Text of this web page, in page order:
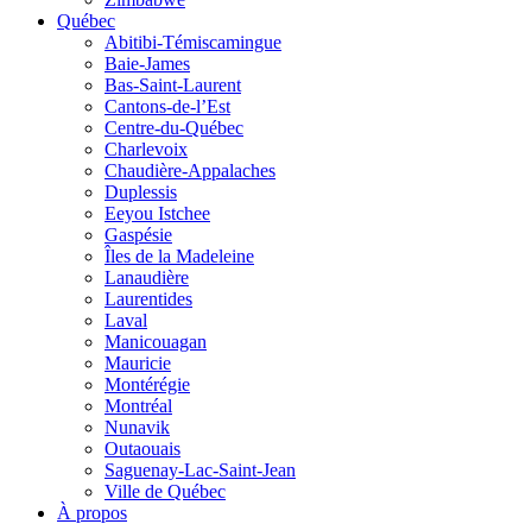
Québec
Abitibi-Témiscamingue
Baie-James
Bas-Saint-Laurent
Cantons-de-l’Est
Centre-du-Québec
Charlevoix
Chaudière-Appalaches
Duplessis
Eeyou Istchee
Gaspésie
Îles de la Madeleine
Lanaudière
Laurentides
Laval
Manicouagan
Mauricie
Montérégie
Montréal
Nunavik
Outaouais
Saguenay-Lac-Saint-Jean
Ville de Québec
À propos